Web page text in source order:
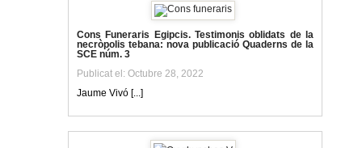
Cons Funeraris Egipcis. Testimonis oblidats de la
necròpolis tebana: nova publicació Quaderns de la
SCE núm. 3
Publicat el: Octubre 28, 2022
Jaume Vivó [...]